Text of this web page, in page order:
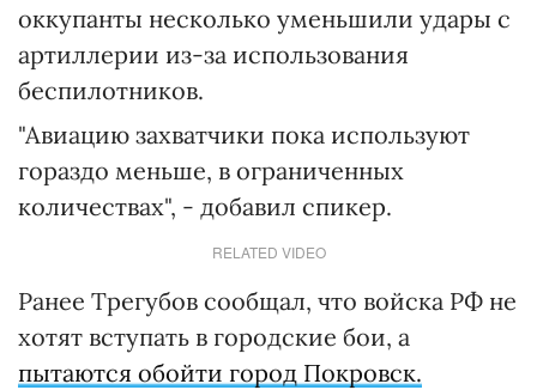
оккупанты несколько уменьшили удары с
артиллерии из-за использования
беспилотников.
"Авиацию захватчики пока используют
гораздо меньше, в ограниченных
количествах", - добавил спикер.
RELATED VIDEO
Ранее Трегубов сообщал, что войска РФ не
хотят вступать в городские бои, а
пытаются обойти город Покровск.